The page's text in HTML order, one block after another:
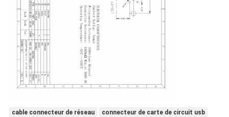
cable connecteur de réseau
connecteur de carte de circuit usb